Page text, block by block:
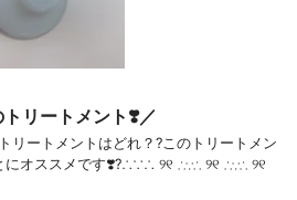
リートメント❣️／
リートメントはどれ？?このトリートメン
にオススメです❣️?∴∵∴ ୨୧ ∴∵∴ ୨୧ ∴∵∴ ୨୧